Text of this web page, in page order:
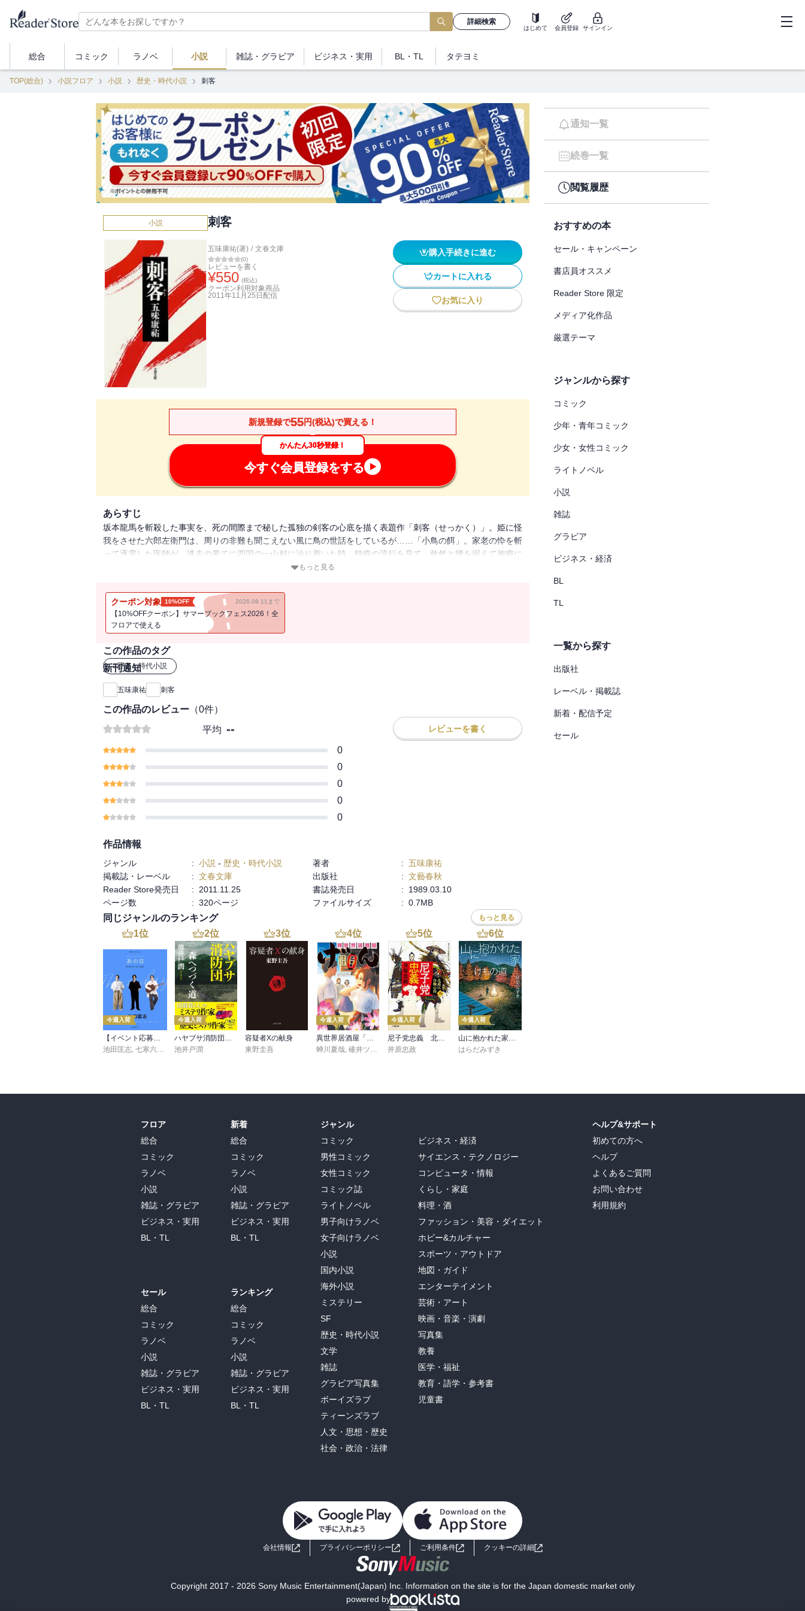
詳細検索
はじめて 会員登録 サインイン
総合 コミック ラノベ 小説 雑誌・ グラビア ビジネス ・実用 BL・TL タテヨミ
TOP(総合) 小説フロア 小説 歴史・時代小説 刺客
小説 刺客
五味康祐(著) / 文春文庫
(0)
レビューを書く
¥550 (税込)
クーポン利用対象商品
2011年11月25日 配信
購入手続きに進む
カートに入れる
お気に入り
新規登録で55円(税込)で買える！
かんたん30秒登録！
今すぐ会員登録をする
あらすじ
坂本龍馬を斬殺した事実を、死の間際まで秘した孤独の剣客の心底を描く表題作「刺客（せっかく）」。姫に怪
我をさせた六郎左衛門は、周りの非難も聞こえない風に鳥の世話をしているが……「小鳥の餌」。家老の忰を斬
って逐電した医師が、逃走の果てに四国の一山村に辿り着いた時、時疫の流行を見て、敢然と腰を据えて施療に
とりかかる。上意討の六士が到着した時、医師は……。作者の心衷を色濃く投影した名作「自日没（にちぼつよ
もっと見る
クーポン対象 10%OFF 2026.08.11まで
【10%OFFクーポン】サマーブックフェス2026！全
フロアで使える
この作品のタグ
#歴史・時代小説
新刊通知
五味康祐 刺客
この作品のレビュー （0件）
平均 -- レビューを書く
0
0
0
0
0
作品情報
ジャンル : 小説 - 歴史・時代小説 著者 :
五味康祐
掲載誌・レーベル
: 文春文庫 出版社 : 文藝春秋
Reader Store発売日
: 2011.11.25 書誌発売日 :
1989.03.10
ページ数
: 320ページ ファイルサイズ : 0.7MB
同じジャンルのランキング もっと見る
1位
今週入荷
【イベント応募シリアルコード付】池田匡志出演・オーディオフォトブック「あの日」SPECIAL EDITION（音声／動画付）
池田匡志, 七寒六温 konoko58,
2位
今週入荷
ハヤブサ消防団 森へつづく道
池井戸潤
3位
容疑者Xの献身
東野圭吾
4位
今週入荷
異世界居酒屋「げん」三杯目
蝉川夏哉, 碓井ツカサ
5位
今週入荷
尼子党忠義 北近江合戦心得〈八〉
井原忠政
6位
今週入荷
山に抱かれた家 けもの道
はらだみずき
通知一覧
続巻一覧
閲覧履歴
おすすめの本
セール・キャンペーン
書店員オススメ
Reader Store 限定
メディア化作品
厳選テーマ
ジャンルから探す
コミック
少年・青年コミック
少女・女性コミック
ライトノベル
小説
雑誌
グラビア
ビジネス・経済
BL
TL
一覧から探す
出版社
レーベル・掲載誌
新着・配信予定
セール
フロア
総合
コミック
ラノベ
小説
雑誌・グラビア
ビジネス・実用
BL・TL
セール
総合
コミック
ラノベ
小説
雑誌・グラビア
ビジネス・実用
BL・TL
新着
総合
コミック
ラノベ
小説
雑誌・グラビア
ビジネス・実用
BL・TL
ランキング
総合
コミック
ラノベ
小説
雑誌・グラビア
ビジネス・実用
BL・TL
ジャンル
コミック
男性コミック
女性コミック
コミック誌
ライトノベル
男子向けラノベ
女子向けラノベ
小説
国内小説
海外小説
ミステリー
SF
歴史・時代小説
文学
雑誌
グラビア写真集
ボーイズラブ
ティーンズラブ
人文・思想・歴史
社会・政治・法律
ビジネス・経済
サイエンス・テクノロジー
コンピュータ・情報
くらし・家庭
料理・酒
ファッション・美容・ダイエット
ホビー&カルチャー
スポーツ・アウトドア
地図・ガイド
エンターテイメント
芸術・アート
映画・音楽・演劇
写真集
教養
医学・福祉
教育・語学・参考書
児童書
ヘルプ&サポート
初めての方へ
ヘルプ
よくあるご質問
お問い合わせ
利用規約
会社情報 プライバシーポリシー ご利用条件 クッキーの詳細
Copyright 2017 - 2026 Sony Music Entertainment(Japan) Inc. Information on the site is for the Japan domestic market only
powered by